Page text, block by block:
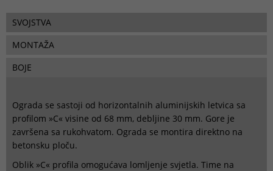
SVOJSTVA
MONTAŽA
BOJE
Ograda se sastoji od horizontalnih aluminijskih letvica sa
profilom »C« visine od 68 mm, debljine 30 mm. Gore je
završena sa rukohvatom. Ograda se montira direktno na
betonsku ploču.
Oblik »C« profila omogućava lomljenje svjetla. Time na